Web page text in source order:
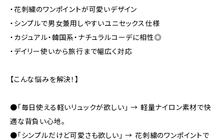
・花刺繍のワンポイントが可愛いデザイン
・シンプルで男女兼用しやすいユニセックス仕様
・カジュアル・韓国系・ナチュラルコーデに相性◎
・デイリー使いから旅行まで幅広く対応
【こんな悩みを解決！】
●「毎日使える軽いリュックが欲しい」 → 軽量ナイロン素材で快
適な背負い心地。
●「シンプルだけど可愛さも欲しい」 → 花刺繍のワンポイントで